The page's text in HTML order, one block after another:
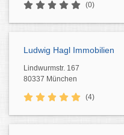
(0)
Ludwig Hagl Immobilien
Lindwurmstr. 167
80337 München
(4)